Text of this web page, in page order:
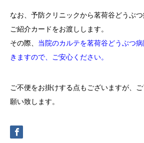
なお、予防クリニックから茗荷谷どうぶつ
ご紹介カードをお渡しします。
その際、 当院のカルテを茗荷谷どうぶつ
きますので、ご安心ください。
ご不便をお掛けする点もございますが、
願い致します。